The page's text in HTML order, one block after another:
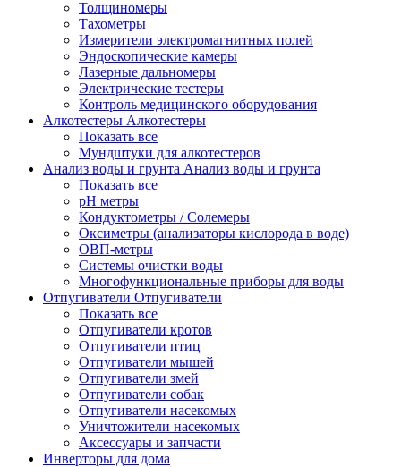
Толщиномеры
Тахометры
Измерители электромагнитных полей
Эндоскопические камеры
Лазерные дальномеры
Электрические тестеры
Контроль медицинского оборудования
Алкотестеры Алкотестеры
Показать все
Мундштуки для алкотестеров
Анализ воды и грунта Анализ воды и грунта
Показать все
pH метры
Кондуктометры / Солемеры
Оксиметры (анализаторы кислорода в воде)
ОВП-метры
Системы очистки воды
Многофункциональные приборы для воды
Отпугиватели Отпугиватели
Показать все
Отпугиватели кротов
Отпугиватели птиц
Отпугиватели мышей
Отпугиватели змей
Отпугиватели собак
Отпугиватели насекомых
Уничтожители насекомых
Аксессуары и запчасти
Инверторы для дома